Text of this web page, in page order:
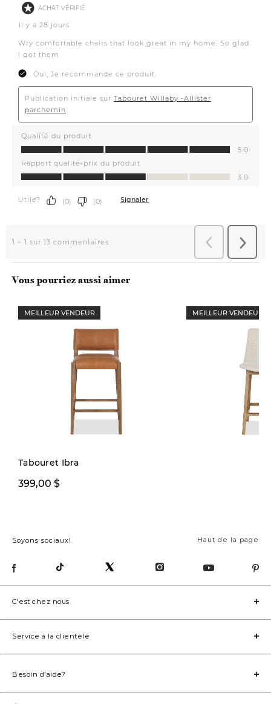
Vous pourriez aussi aimer
MEILLEUR VENDEUR
Tabouret Ibra
399,00 $
MEILLEUR VENDEUR
Haut de la page
Soyons sociaux!
C'est chez nous
Service à la clientèle
Besoin d'aide?